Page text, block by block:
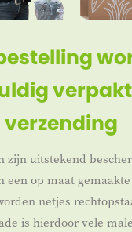
verzending
zijn uitstekend
een op maat
netjes
is hierdoor vele